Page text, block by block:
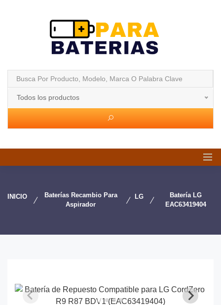
Todos los productos
INICIO
Baterías Recambio Para
Aspirador
LG
Batería LG
EAC63419404